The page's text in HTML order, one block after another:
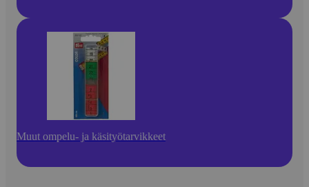
Muut ompelu- ja käsityötarvikkeet